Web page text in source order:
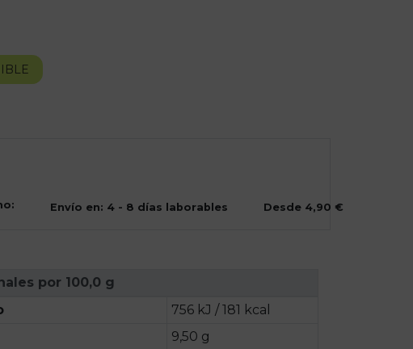
Envío en: 4 - 8 días laborables Desde 4,90 €
por 100,0 g
756 kJ / 181 kcal
9,50 g